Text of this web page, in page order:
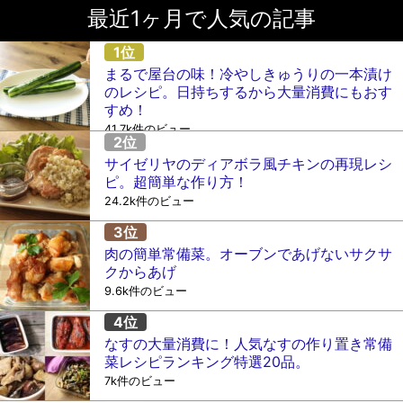
最近1ヶ月で人気の記事
まるで屋台の味！冷やしきゅうりの一本漬け
のレシピ。日持ちするから大量消費にもおす
すめ！
41.7k件のビュー
サイゼリヤのディアボラ風チキンの再現レシ
ピ。超簡単な作り方！
24.2k件のビュー
肉の簡単常備菜。オーブンであげないサクサ
クからあげ
9.6k件のビュー
なすの大量消費に！人気なすの作り置き常備
菜レシピランキング特選20品。
7k件のビュー